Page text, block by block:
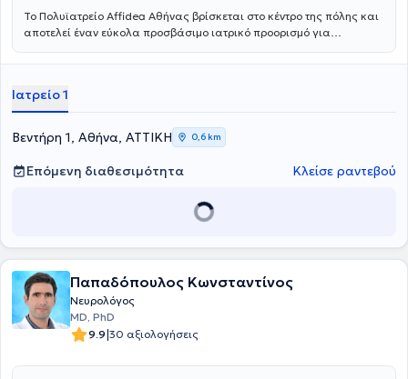
Το Πολυϊατρείο Affidea Αθήνας βρίσκεται στο κέντρο της πόλης και
αποτελεί έναν εύκολα προσβάσιμο ιατρικό προορισμό για
ιατρικές ειδικότητες με υψηλές διαγνωστικές δυνατότητες,
Ιατρείο 1
Βεντήρη 1, Αθήνα, ΑΤΤΙΚΗ 0,6 km
Επόμενη διαθεσιμότητα Κλείσε ραντεβού
Παπαδόπουλος Κωνσταντίνος
Νευρολόγος
MD, PhD
9.9|30 αξιολογήσεις